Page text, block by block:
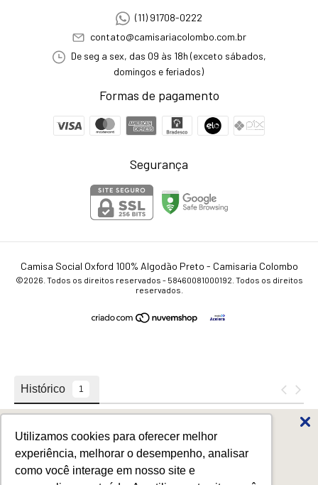
Favoritos dos Pais
até50%off
Utilizamos cookies para oferecer melhor
experiência, melhorar o desempenho, analisar
como você interage em nosso site e
(11) 91708-0222
contato@camisariacolombo.com.br
De seg a sex, das 09 às 18h (exceto sábados,
domingos e feriados)
Formas de pagamento
Segurança
Camisa Social Oxford 100% Algodão Preto - Camisaria Colombo
©2026. Todos os direitos reservados - 58460081000192. Todos os direitos
reservados.